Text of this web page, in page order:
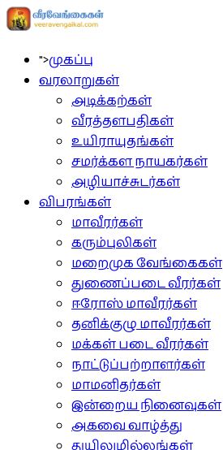
">முகப்பு
வரலாறுகள்
அடிக்கற்கள்
வீரத்தளபதிகள்
உயிராயுதங்கள்
சமர்க்கள நாயகர்கள்
அழியாச்சுடர்கள்
விபரங்கள்
மாவீரர்கள்
கரும்புலிகள்
மறைமுக வேங்கைகள்
துணைப்படை வீரர்கள்
ஈரோஸ் மாவீரர்கள்
தனிக்குழு மாவீரர்கள்
மக்கள் படை வீரர்கள்
நாட்டுப்பற்றாளர்கள்
மாமனிதர்கள்
இன்றைய நினைவுகள்
அகவை வாழ்த்து